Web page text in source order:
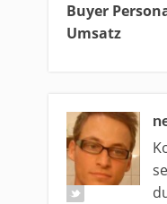
Buyer
Umsatz